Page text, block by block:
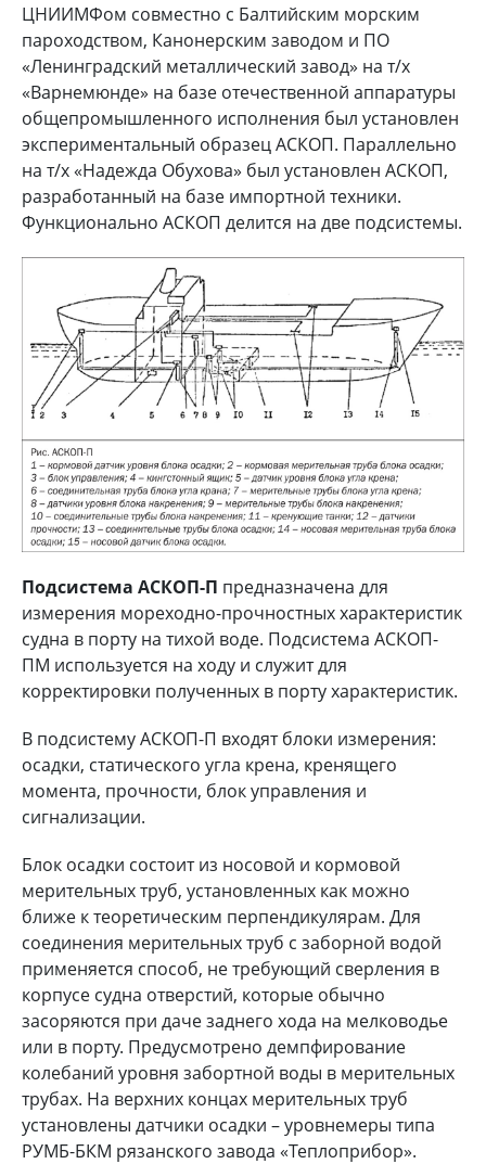
ЦНИИМФом совместно с Балтийским морским
пароходством, Канонерским заводом и ПО
«Ленинградский металлический завод» на т/х
«Варнемюнде» на базе отечественной аппаратуры
общепромышленного исполнения был установлен
экспериментальный образец АСКОП. Параллельно
на т/х «Надежда Обухова» был установлен АСКОП,
разработанный на базе импортной техники.
Функционально АСКОП делится на две подсистемы.
Подсистема АСКОП-П предназначена для
измерения мореходно-прочностных характеристик
судна в порту на тихой воде. Подсистема АСКОП-
ПМ используется на ходу и служит для
корректировки полученных в порту характеристик.
В подсистему АСКОП-П входят блоки измерения:
осадки, статического угла крена, кренящего
момента, прочности, блок управления и
сигнализации.
Блок осадки состоит из носовой и кормовой
мерительных труб, установленных как можно
ближе к теоретическим перпендикулярам. Для
соединения мерительных труб с заборной водой
применяется способ, не требующий сверления в
корпусе судна отверстий, которые обычно
засоряются при даче заднего хода на мелководье
или в порту. Предусмотрено демпфирование
колебаний уровня забортной воды в мерительных
трубах. На верхних концах мерительных труб
установлены датчики осадки – уровнемеры типа
РУМБ-БКМ рязанского завода «Теплоприбор».